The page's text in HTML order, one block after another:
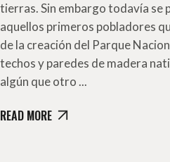
tierras. Sin embargo todavía se
aquellos primeros pobladores
de la creación del Parque
techos y paredes de madera
algún que otro
READ MORE